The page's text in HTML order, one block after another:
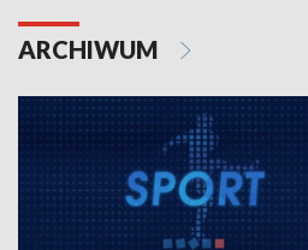
ARCHIWUM